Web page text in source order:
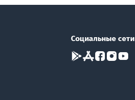
Социальные сети